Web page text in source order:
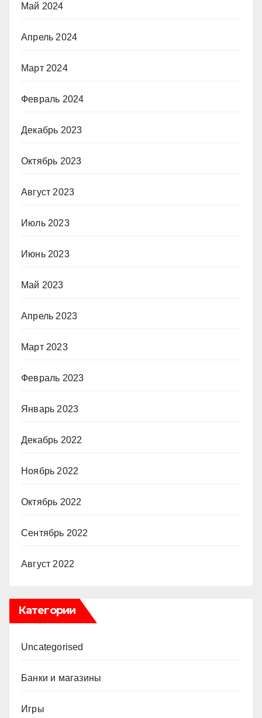
Май 2024
Апрель 2024
Март 2024
Февраль 2024
Декабрь 2023
Октябрь 2023
Август 2023
Июль 2023
Июнь 2023
Май 2023
Апрель 2023
Март 2023
Февраль 2023
Январь 2023
Декабрь 2022
Ноябрь 2022
Октябрь 2022
Сентябрь 2022
Август 2022
Категории
Uncategorised
Банки и магазины
Игры